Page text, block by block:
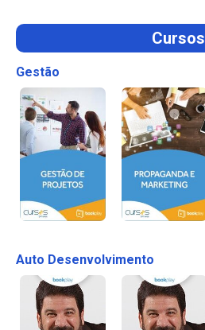
Cursos
Gestão
Auto Desenvolvimento